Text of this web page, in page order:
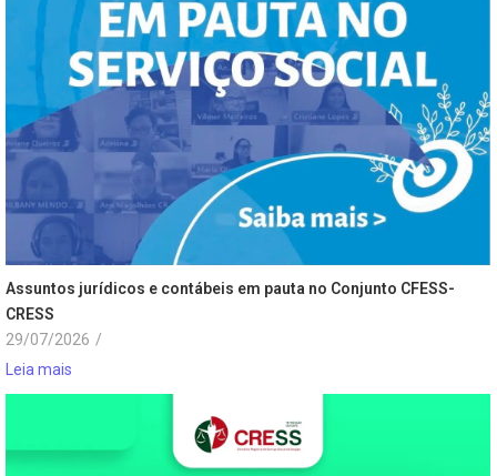
Assuntos jurídicos e contábeis em pauta no Conjunto CFESS-
CRESS
29/07/2026 /
Leia mais